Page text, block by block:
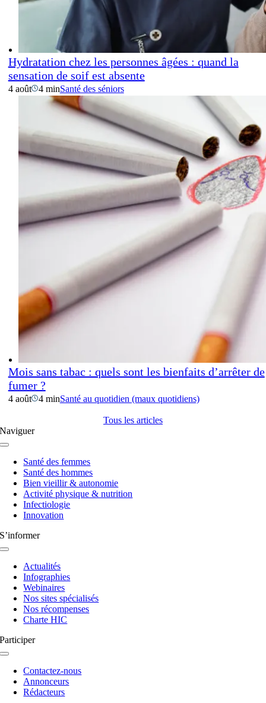
Hydratation chez les personnes âgées : quand la
sensation de soif est absente
4 août 4 minSanté des séniors
Mois sans tabac : quels sont les bienfaits d’arrêter de
fumer ?
4 août 4 minSanté au quotidien (maux quotidiens)
Tous les articles
Naviguer
Navigation
basculeSanté des femmes
Santé des hommes
Bien vieillir & autonomie
Activité physique & nutrition
Infectiologie
Innovation
S’informer
Navigation
basculeActualités
Infographies
Webinaires
Nos sites spécialisés
Nos récompenses
Charte HIC
Participer
Navigation
basculeContactez-nous
Annonceurs
Rédacteurs